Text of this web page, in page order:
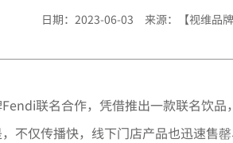
日期：2023-06-03 来源：【视维品
Fendi联名合作，凭借推出一款联名饮
不仅传播快，线下门店产品也迅速